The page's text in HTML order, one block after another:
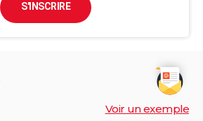
S'INSCRIRE
Voir un exemple